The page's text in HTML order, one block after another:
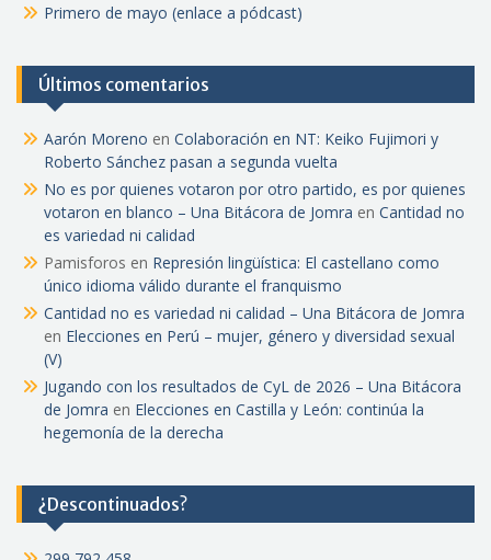
Primero de mayo (enlace a pódcast)
Últimos comentarios
Aarón Moreno en Colaboración en NT: Keiko Fujimori y
Roberto Sánchez pasan a segunda vuelta
No es por quienes votaron por otro partido, es por quienes
votaron en blanco – Una Bitácora de Jomra en Cantidad no
es variedad ni calidad
Pamisforos en Represión lingüística: El castellano como
único idioma válido durante el franquismo
Cantidad no es variedad ni calidad – Una Bitácora de Jomra
en Elecciones en Perú – mujer, género y diversidad sexual
(V)
Jugando con los resultados de CyL de 2026 – Una Bitácora
de Jomra en Elecciones en Castilla y León: continúa la
hegemonía de la derecha
¿Descontinuados?